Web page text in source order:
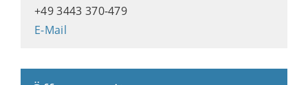
+49 3443 370-479
E-Mail